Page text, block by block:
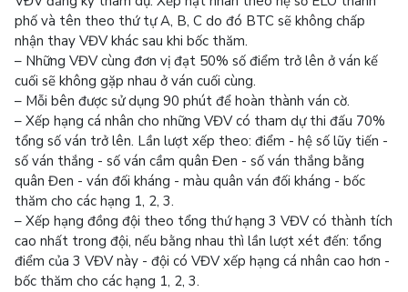
phố và tên theo thứ tự A, B, C do đó BTC sẽ không chấp
nhận thay VĐV khác sau khi bốc thăm.
– Những VĐV cùng đơn vị đạt 50% số điểm trở lên ở ván kế
cuối sẽ không gặp nhau ở ván cuối cùng.
– Mỗi bên được sử dụng 90 phút để hoàn thành ván cờ.
– Xếp hạng cá nhân cho những VĐV có tham dự thi đấu 70%
tổng số ván trở lên. Lần lượt xếp theo: điểm - hệ số lũy tiến -
số ván thắng - số ván cầm quân Đen - số ván thắng bằng
quân Đen - ván đối kháng - màu quân ván đối kháng - bốc
thăm cho các hạng 1, 2, 3.
– Xếp hạng đồng đội theo tổng thứ hạng 3 VĐV có thành tích
cao nhất trong đội, nếu bằng nhau thì lần lượt xét đến: tổng
điểm của 3 VĐV này - đội có VĐV xếp hạng cá nhân cao hơn -
bốc thăm cho các hạng 1, 2, 3.